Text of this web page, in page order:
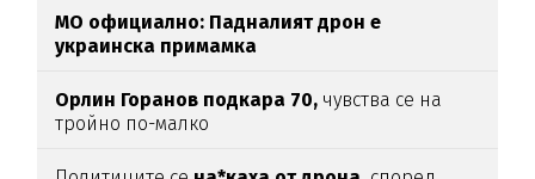
МО официално: Падналият дрон е
украинска примамка
Орлин Горанов подкара 70, чувства се на
тройно по-малко